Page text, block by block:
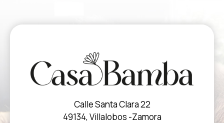
Calle Santa Clara 22
49134, Villalobos -Zamora